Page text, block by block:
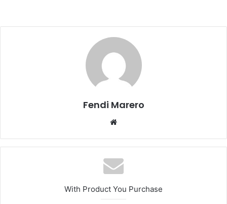
Fendi Marero
With Product You Purchase